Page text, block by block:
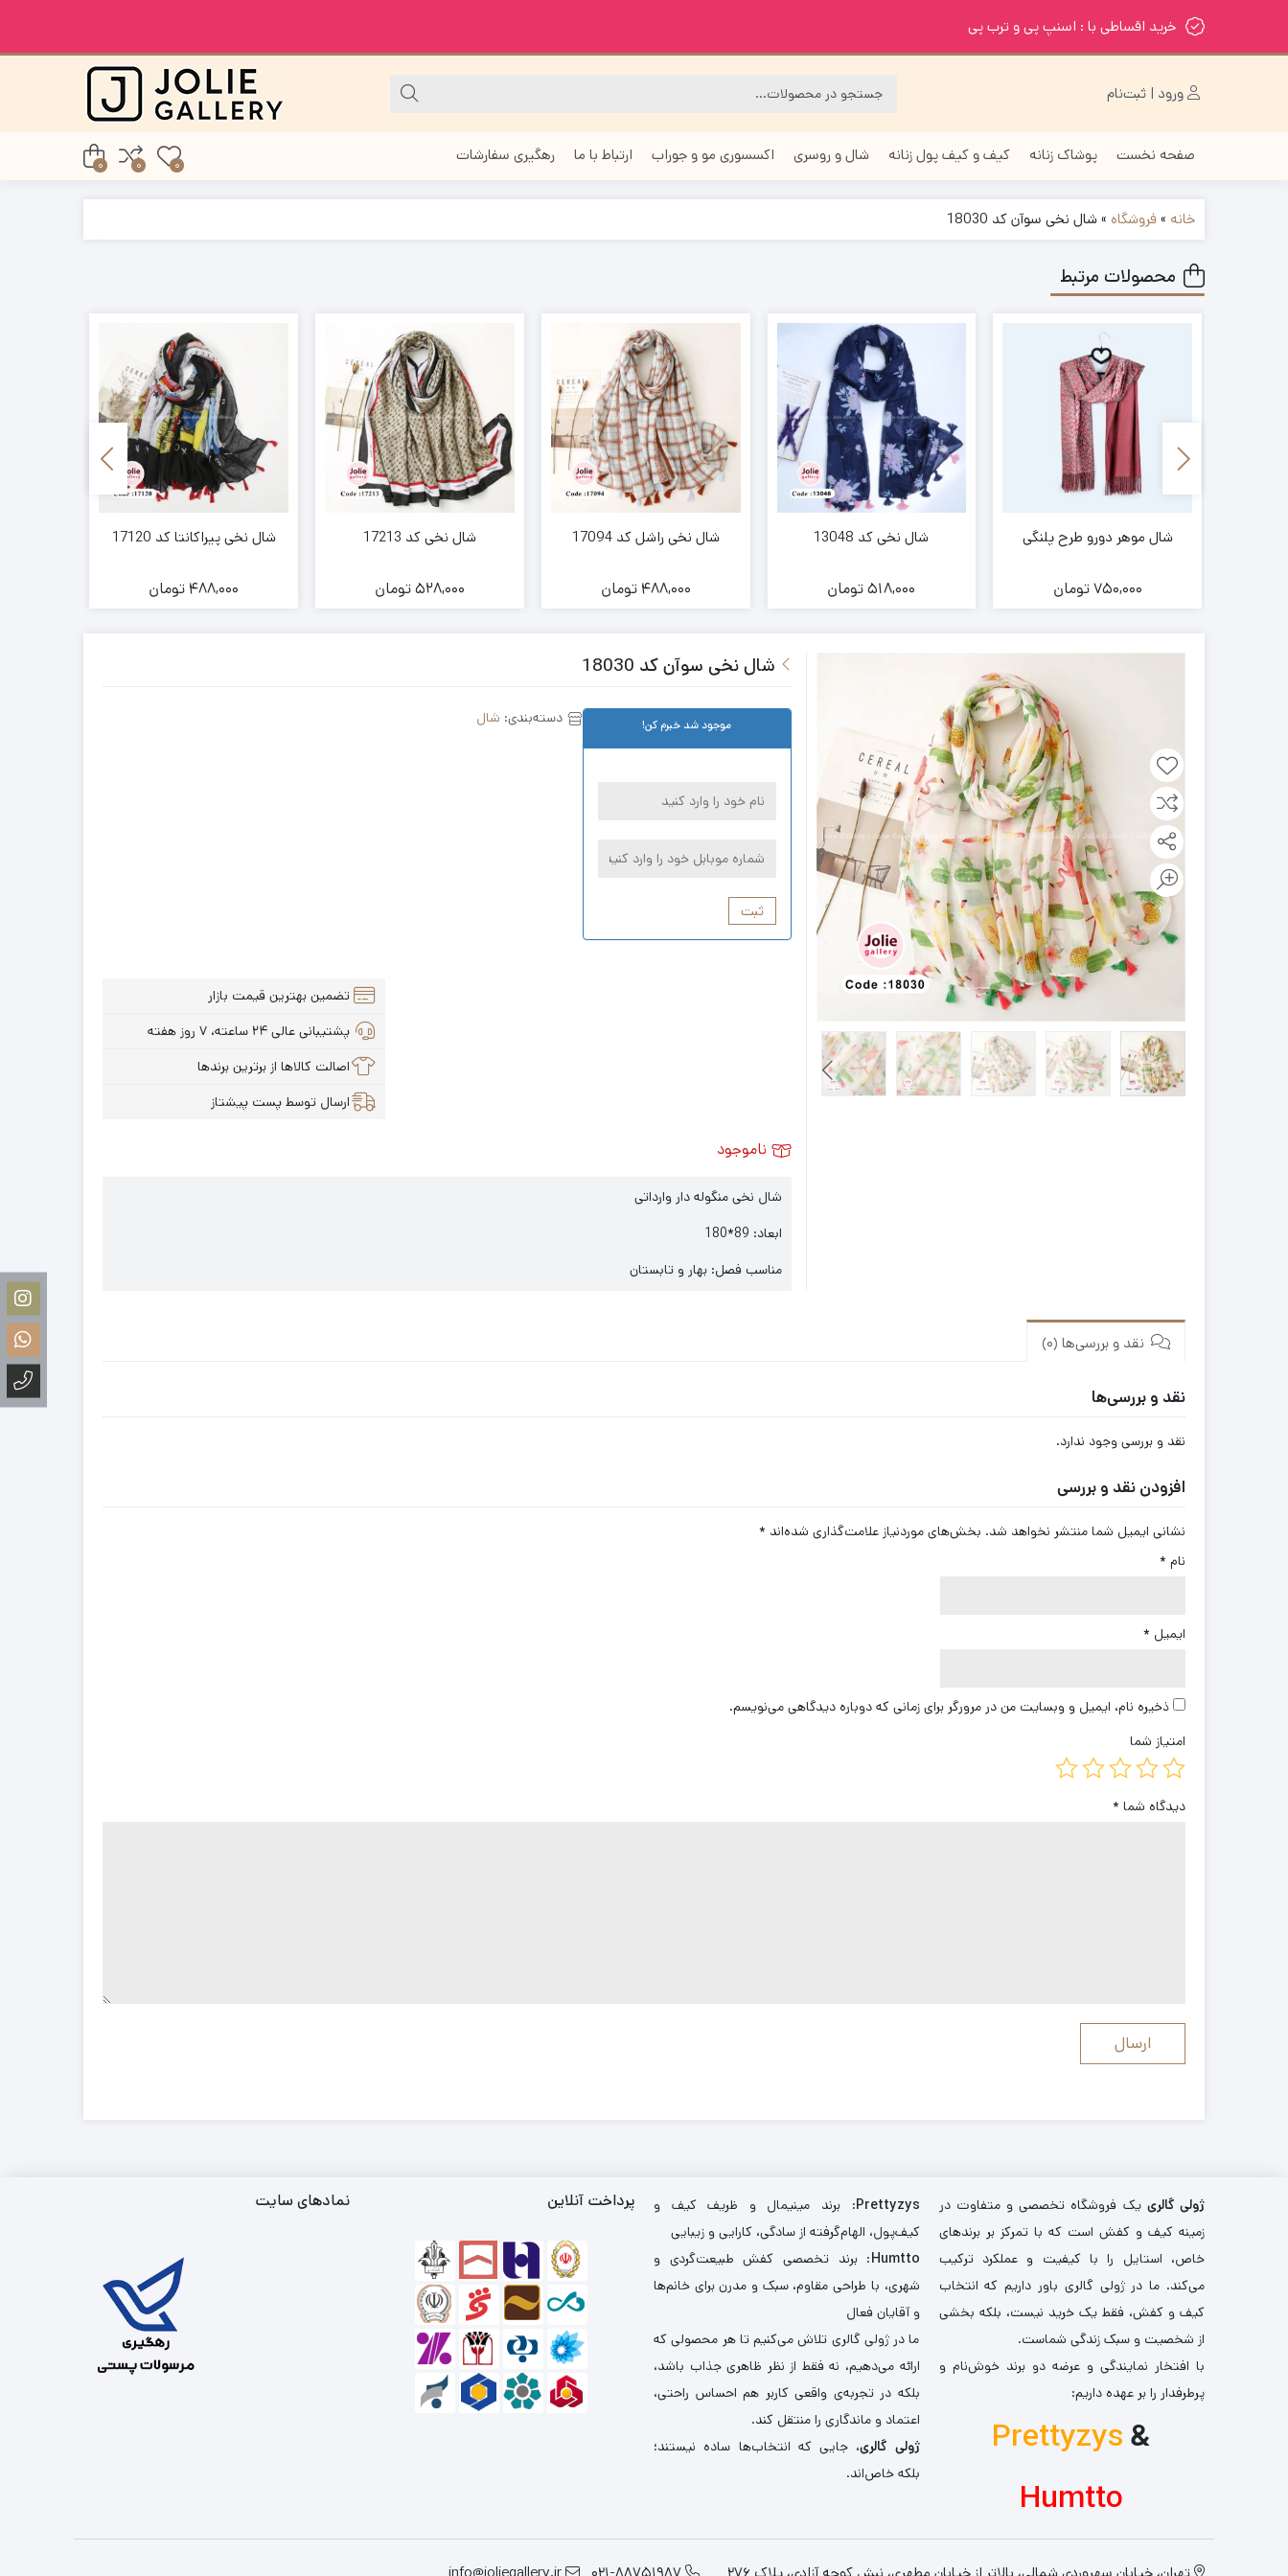
خرید اقساطی با : اسنپ پی و ترب پی
ورود | ثبت‌نام
صفحه نخست پوشاک زنانه کیف و کیف پول زنانه شال و روسری اکسسوری مو و جوراب ارتباط با ما رهگیری سفارشات
0
0
0
خانه »فروشگاه »شال نخی سوآن کد 18030
محصولات مرتبط
شال موهر دورو طرح پلنگی
750,000تومان
شال نخی کد 13048
518,000تومان
شال نخی راشل کد 17094
488,000 تومان
شال نخی کد 17213
528,000تومان
شال نخی پیراکانتا کد 17120
488,000 تومان
شال نخی سوآن کد 18030
موجود شد خبرم کن!
ثبت
دسته‌بندی: شال
تضمین بهترین قیمت بازار
پشتیبانی عالی ۲۴ ساعته، ۷ روز هفته
اصالت کالاها از برترین برندها
ارسال توسط پست پیشتاز
ناموجود
شال نخی منگوله دار وارداتی
ابعاد: 89*180
مناسب فصل: بهار و تابستان
نقد و بررسی‌ها (0)
نقد و بررسی‌ها
نقد و بررسی وجود ندارد.
افزودن نقد و بررسی
نشانی ایمیل شما منتشر نخواهد شد. بخش‌های موردنیاز علامت‌گذاری شده‌اند *
نام *
ایمیل *
ذخیره نام، ایمیل و وبسایت من در مرورگر برای زمانی که دوباره دیدگاهی می‌نویسم.
امتیاز شما
دیدگاه شما *
ژولی گالری یک فروشگاه تخصصی و متفاوت در
زمینه کیف و کفش است که با تمرکز بر برندهای
خاص، استایل را با کیفیت و عملکرد ترکیب
می‌کند. ما در ژولی گالری باور داریم که انتخاب
کیف و کفش، فقط یک خرید نیست، بلکه بخشی
از شخصیت و سبک زندگی شماست.
با افتخار نمایندگی و عرضه دو برند خوش‌نام و
پرطرفدار را بر عهده داریم:
Prettyzys&
Humtto
Prettyzys: برند مینیمال و ظریف کیف و
کیف‌پول، الهام‌گرفته از سادگی، کارایی و زیبایی
Humtto: برند تخصصی کفش طبیعت‌گردی و
شهری، با طراحی مقاوم، سبک و مدرن برای خانم‌ها
و آقایان فعال
ما در ژولی گالری تلاش می‌کنیم تا هر محصولی که
ارائه می‌دهیم، نه فقط از نظر ظاهری جذاب باشد،
بلکه در تجربه‌ی واقعی کاربر هم احساس راحتی،
اعتماد و ماندگاری را منتقل کند.
ژولی گالری، جایی که انتخاب‌ها ساده نیستند؛
بلکه خاص‌اند.
پرداخت آنلاین نمادهای سایت